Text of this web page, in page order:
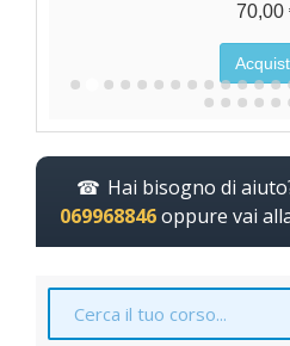
70,00
Hai bisogno di
069968846oppure vai